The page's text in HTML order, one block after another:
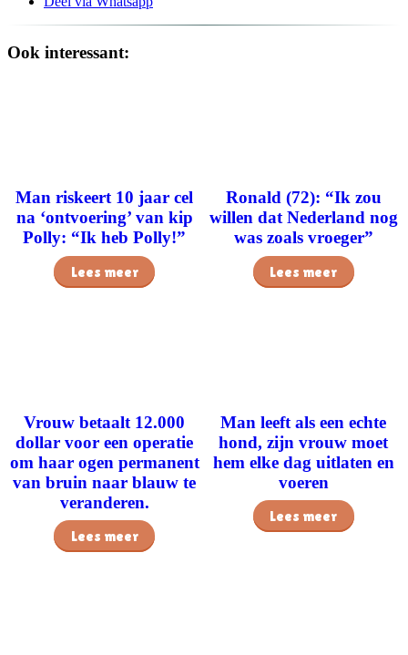
Ook interessant:
Man riskeert 10 jaar cel
na ‘ontvoering’ van kip
Polly: “Ik heb Polly!”
Lees meer
Ronald (72): “Ik zou
willen dat Nederland nog
was zoals vroeger”
Lees meer
Vrouw betaalt 12.000
dollar voor een operatie
om haar ogen permanent
van bruin naar blauw te
veranderen.
Lees meer
Man leeft als een echte
hond, zijn vrouw moet
hem elke dag uitlaten en
voeren
Lees meer